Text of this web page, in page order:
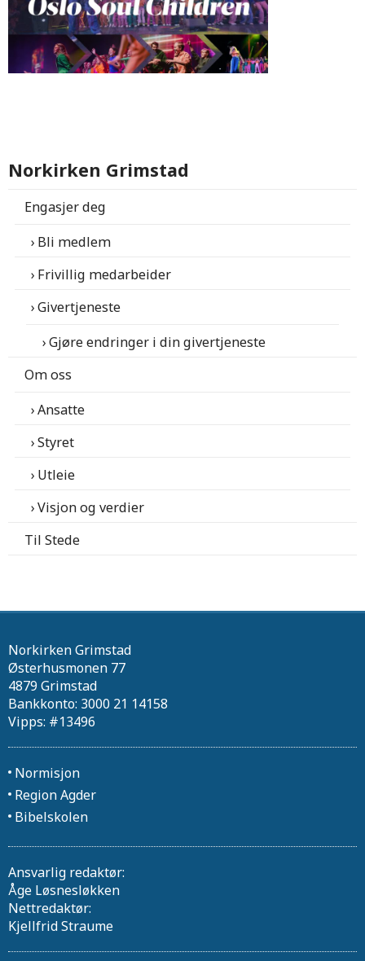
Norkirken Grimstad
Engasjer deg
Bli medlem
Frivillig medarbeider
Givertjeneste
Gjøre endringer i din givertjeneste
Om oss
Ansatte
Styret
Utleie
Visjon og verdier
Til Stede
Norkirken Grimstad
Østerhusmonen 77
4879 Grimstad
Bankkonto: 3000 21 14158
Vipps: #13496
Normisjon
Region Agder
Bibelskolen
Ansvarlig redaktør:
Åge Løsnesløkken
Nettredaktør:
Kjellfrid Straume